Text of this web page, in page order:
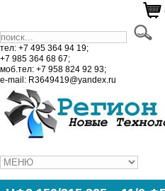
тел: +7 495 364 94 19;
+7 985 364 68 67;
моб.тел: +7 958 824 92 93;
e-mail: R3649419@yandex.ru